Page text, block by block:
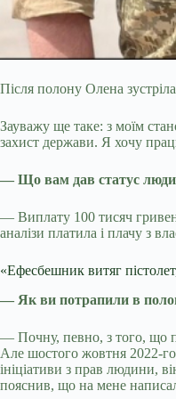
Після полону Олена
Зауважу ще таке: з моїм
захист держави. Я хочу
— Що вам дав статус
— Виплату 100 тисяч
аналізи платила і плачу з
«Ефесбешник витяг
— Як ви потрапили в
— Почну, певно, з того, що
Але шостого жовтня 2022-го
ініціативи з прав людини,
пояснив, що на мене